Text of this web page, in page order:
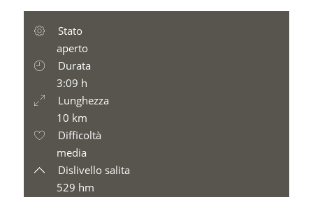
Stato
aperto
Durata
3:09 h
Lunghezza
10 km
Difficoltà
media
Dislivello salita
529 hm